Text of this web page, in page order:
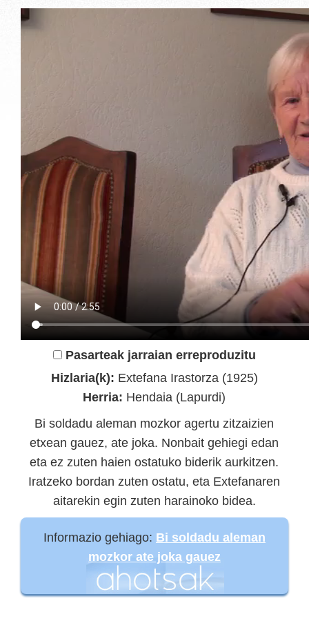
Pasarteak jarraian erreproduzitu
Hizlaria(k): Extefana Irastorza (1925)
Herria: Hendaia (Lapurdi)
Bi soldadu aleman mozkor agertu zitzaizien
etxean gauez, ate joka. Nonbait gehiegi edan
eta ez zuten haien ostatuko biderik aurkitzen.
Iratzeko bordan zuten ostatu, eta Extefanaren
aitarekin egin zuten harainoko bidea.
Informazio gehiago: Bi soldadu aleman
mozkor ate joka gauez